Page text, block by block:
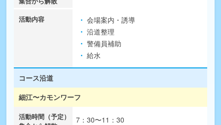
会場案内・誘導
沿道整理
警備員補助
給水
コース沿道
細江〜カモンワーフ
7：30〜11：30